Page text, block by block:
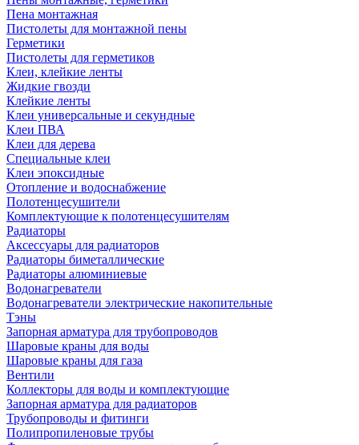
Пена монтажная
Пистолеты для монтажной пены
Герметики
Пистолеты для герметиков
Клеи, клейкие ленты
Жидкие гвозди
Клейкие ленты
Клеи универсальные и секундные
Клеи ПВА
Клеи для дерева
Специальные клеи
Клеи эпоксидные
Отопление и водоснабжение
Полотенцесушители
Комплектующие к полотенцесушителям
Радиаторы
Аксессуары для радиаторов
Радиаторы биметаллические
Радиаторы алюминиевые
Водонагреватели
Водонагреватели электрические накопительные
Тэны
Запорная арматура для трубопроводов
Шаровые краны для воды
Шаровые краны для газа
Вентили
Коллекторы для воды и комплектующие
Запорная арматура для радиаторов
Трубопроводы и фитинги
Полипропиленовые трубы